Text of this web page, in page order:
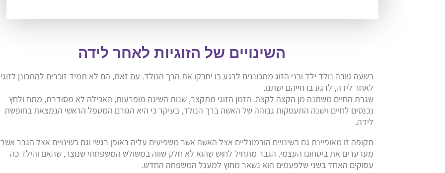
השינויים של הזוגיות לאחר לידה
בשעה טובה נולד ילד ובני הזוג מתכוננים לרגע בו יחבקו את הרך הנולד. עם זאת, הם לא תמיד זוכרים להתכונן
לאחר לידה, לרגע בו חייהם ישתנו.
שגרת החיים משתנה מן הקצה לקצה. הזמן הזוגי מתקצר, שנות השינה מופרעות, האכילה לא מסודרת, מתח ולחץ
נכנסים לחיים וישנה התעסקות גבוהה של האשה ברך הנולד, בעיקר כי היא הגורם המטפל הראשי הנמצאת בחופשת
לידה.
תקופה זו מאופיינת גם בשינויים הורמונליים אצל האשה אשר משפיעים עליה באופן רגשי וגם בשינויים אצל הגבר אשר
מערערים את ביטחונו העצמי. הגבר מתחיל לחוש שהוא לא חלק שווה במשולש המשפחתי שנוצר, שהאם והילד כה
עסוקים האחד בשני שלפעמים הוא נשאר מחוץ למעגל המשפחה החדש.